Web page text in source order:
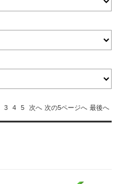
3 4 5 次へ 次の5ページへ 最後へ